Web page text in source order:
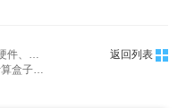
上一篇：边缘算法分析盒子部署需要哪些硬件、网络条件？
返回列表
下一篇：轻量 AI 模型如何在 3tops 边缘计算盒子上部署？